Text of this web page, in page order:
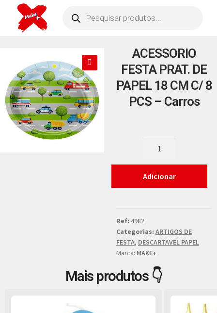
🔍
ACESSORIO
FESTA PRAT. DE
PAPEL 18 CM C/ 8
PCS – Carros
Adicionar
Ref: 4982
Categorias: ARTIGOS DE
FESTA, DESCARTAVEL PAPEL
Marca: MAKE+
Mais produtos 👇